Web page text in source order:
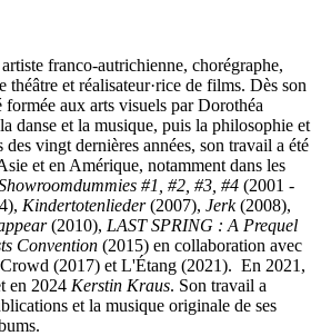
franco-autrichienne, chorégraphe,
théâtre et réalisateur·rice de films. Dès son
formée aux arts visuels par Dorothéa
danse et la musique, puis la philosophie et
vingt dernières années, son travail a été
et en Amérique, notamment dans les
#1, #2, #3, #4 (2001 -
Kindertotenlieder(2007), Jerk(2008),
(2010), LAST SPRING : A Prequel
Convention (2015) en collaboration avec
(2017) et L'Étang (2021). En 2021,
en 2024 Kerstin Kraus. Son travail a
et la musique originale de ses